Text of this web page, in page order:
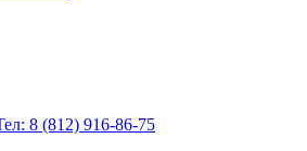
8 (812) 916-86-75